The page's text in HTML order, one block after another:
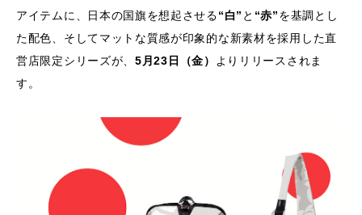
アイテムに、日本の国旗を想起させる“白” と “赤”を基調とし
た配色、そしてマットな質感が印象的な新素材を採用した直
営店限定シリーズが、 5月23日（金）
よりリリースされま
す。